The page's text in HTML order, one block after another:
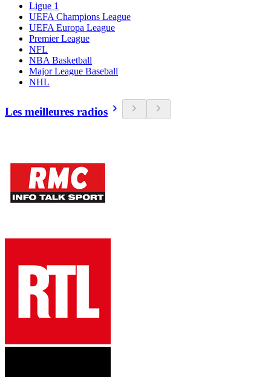
Ligue 1
UEFA Champions League
UEFA Europa League
Premier League
NFL
NBA Basketball
Major League Baseball
NHL
Les meilleures radios